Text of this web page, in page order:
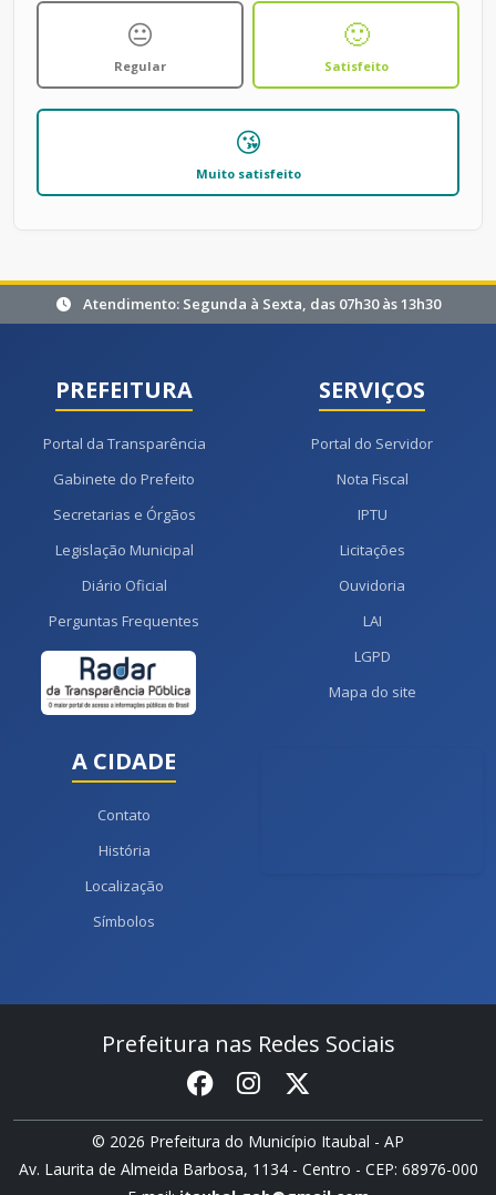
😐
Regular
🙂
Satisfeito
😘
Muito satisfeito
Atendimento: Segunda à Sexta, das 07h30 às 13h30
PREFEITURA
Portal da Transparência
Gabinete do Prefeito
Secretarias e Órgãos
Legislação Municipal
Diário Oficial
Perguntas Frequentes
SERVIÇOS
Portal do Servidor
Nota Fiscal
IPTU
Licitações
Ouvidoria
LAI
LGPD
Mapa do site
A CIDADE
Contato
História
Localização
Símbolos
Prefeitura nas Redes Sociais
© 2026 Prefeitura do Município Itaubal - AP
Av. Laurita de Almeida Barbosa, 1134 - Centro - CEP: 68976-000